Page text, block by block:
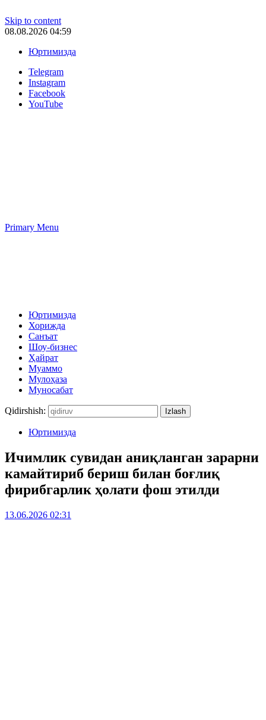
Skip to content
08.08.2026 04:59
Юртимизда
Telegram
Instagram
Facebook
YouTube
Primary Menu
Юртимизда
Хорижда
Санъат
Шоу-бизнес
Ҳайрат
Муаммо
Мулоҳаза
Муносабат
Qidirshish:
Юртимизда
Ичимлик сувидан аниқланган зарарни
камайтириб бериш билан боғлиқ
фирибгарлик ҳолати фош этилди
13.06.2026 02:31